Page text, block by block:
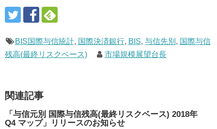
BIS国際与信統計, 国際決済銀行, BIS, 与信先別 , 国際与信
残高(最終リスクベース)
市場規模展望台長
関連記事
「与信元別 国際与信残高(最終リスクベース) 2018年
Q4 マップ」リリースのお知らせ